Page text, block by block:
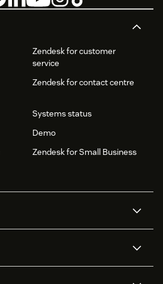
Zendesk for customer
service
Zendesk for contact centre
Systems status
Demo
Zendesk for Small Business